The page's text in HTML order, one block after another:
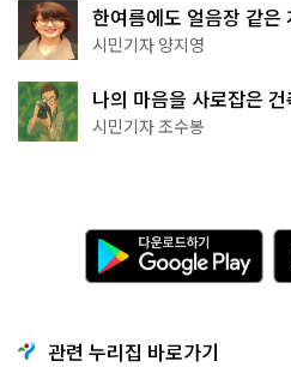
한여름에도 얼음장 같
천국이네~
시민기자 양지영
나의 마음을 사로잡은
상작 공개!
시민기자 조수봉
다
운
로
기
G
관련 누리집 바로가기